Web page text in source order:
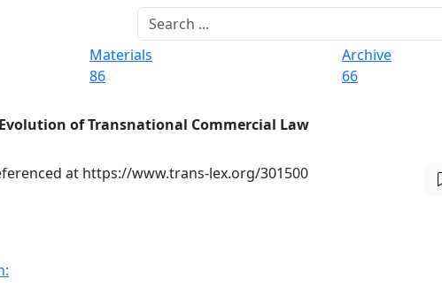
Materials
86
Archive
66
of Transnational Commercial Law
at https://www.trans-lex.org/301500